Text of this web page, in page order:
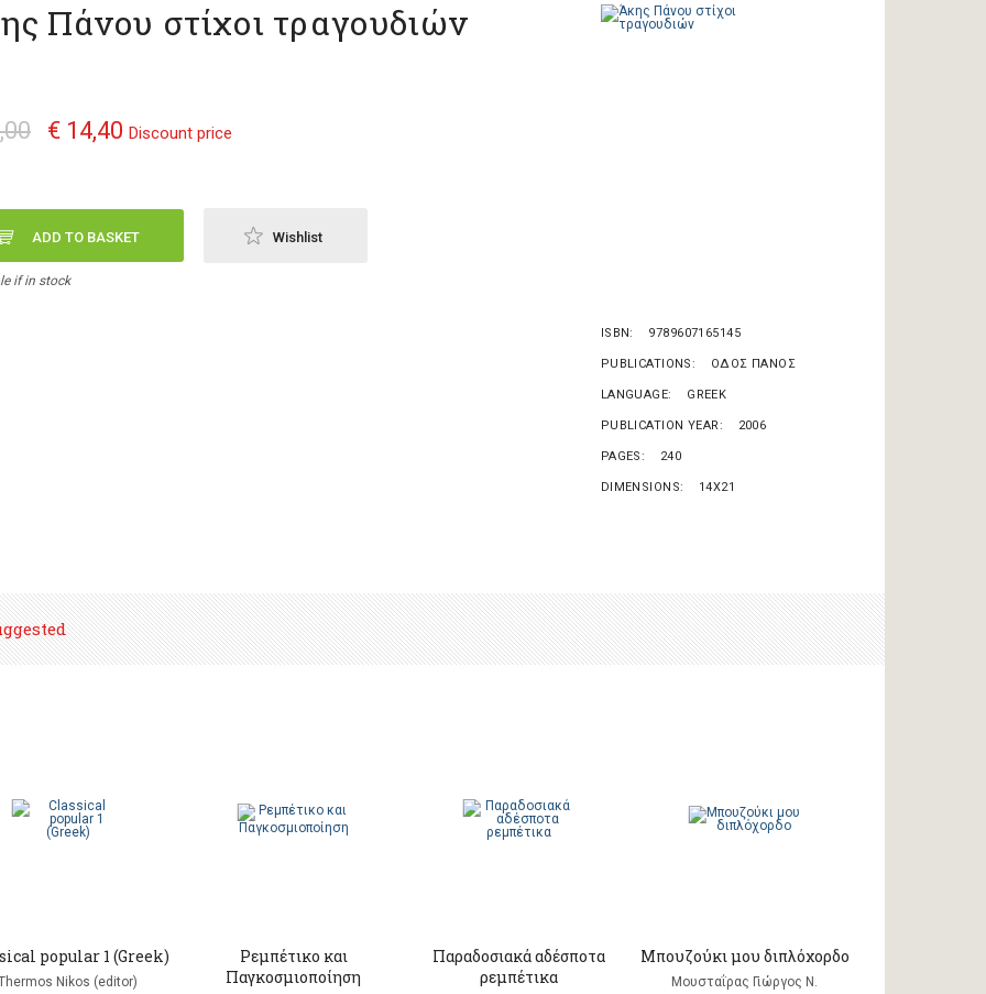
Πάνου στίχοι τραγουδιών
€ 14,40 Discount price
ADD TO BASKET Wishlist
if in stock
ISBN 9789607165145
PUBLICATIONS ΟΔΟΣ ΠΑΝΟΣ
LANGUAGE GREEK
PUBLICATION YEAR 2006
PAGES 240
DIMENSIONS 14X21
popular 1 (Greek)
Nikos (editor)
Ρεμπέτικο και
Παγκοσμιοποίηση
Παραδοσιακά αδέσποτα
ρεμπέτικα
Μπουζούκι μου διπλόχορδο
Μουσταΐρας Γιώργος Ν.